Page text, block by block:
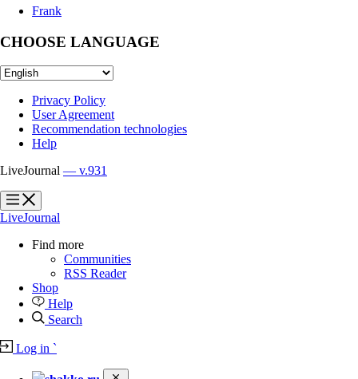
Frank
CHOOSE LANGUAGE
Privacy Policy
User Agreement
Recommendation technologies
Help
LiveJournal — v.931
?
?
LiveJournal
Find more
Communities
RSS Reader
Shop
Help
Search
Log in `